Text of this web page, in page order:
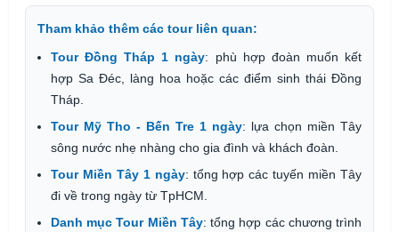
Tham khảo thêm các tour liên quan:
Tour Đồng Tháp 1 ngày: phù hợp đoàn muốn kết
hợp Sa Đéc, làng hoa hoặc các điểm sinh thái Đồng
Tháp.
Tour Mỹ Tho - Bến Tre 1 ngày: lựa chọn miền Tây
sông nước nhẹ nhàng cho gia đình và khách đoàn.
Tour Miền Tây 1 ngày: tổng hợp các tuyến miền Tây
đi về trong ngày từ TpHCM.
Danh mục Tour Miền Tây: tổng hợp các chương trình